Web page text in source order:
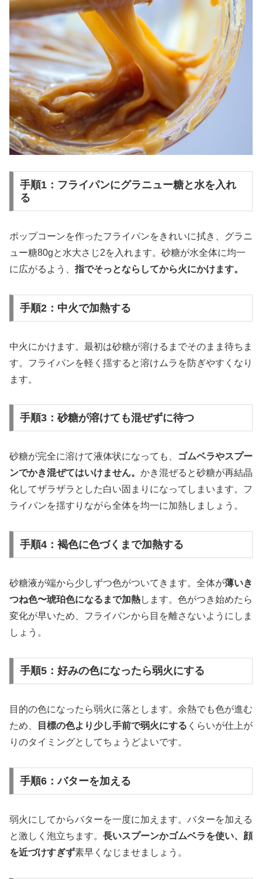
手順1：フライパンにグラニュー糖と水を入れ
る
ポップコーンを作ったフライパンをきれいに拭き、グラニ
ュー糖80gと水大さじ2を入れます。砂糖が水全体に均一
に広がるよう、 指でそっとならしてから火にかけます。
手順2：中火で加熱する
中火にかけます。最初は砂糖が溶けるまでそのまま待ちま
す。フライパンを軽く揺すると溶けムラを防ぎやすくなり
ます。
手順3：砂糖が溶けても混ぜずに待つ
砂糖が完全に溶けて液体状になっても、
ゴムベラやスプー
ンでかき混ぜてはいけません。 かき混ぜると砂糖が再結晶
化してザラザラとした白い固まりになってしまいます。フ
ライパンを揺すりながら全体を均一に加熱しましょう。
手順4：褐色に色づくまで加熱する
砂糖液が端から少しずつ色がついてきます。全体が薄いき
つね色〜琥珀色になるまで加熱します。色がつき始めたら
変化が早いため、フライパンから目を離さないようにしま
しょう。
手順5：好みの色になったら弱火にする
目的の色になったら弱火に落とします。余熱でも色が進む
ため、
目標の色より少し手前で弱火にする くらいが仕上が
りのタイミングとしてちょうどよいです。
手順6：バターを加える
弱火にしてからバターを一度に加えます。バターを加える
と激しく泡立ちます。 長いスプーンかゴムベラを使い、顔
を近づけすぎず素早くなじませましょう。